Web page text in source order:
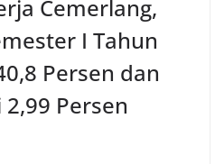
Cemerlang,
I Tahun
Persen dan
2,99 Persen